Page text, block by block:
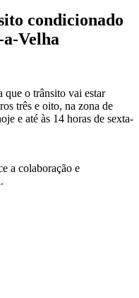
condicionado
Velha
o trânsito vai estar
três e oito, na zona de
e até às 14 horas de sexta-
a colaboração e